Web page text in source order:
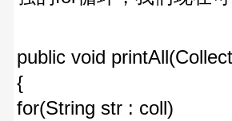
public void
{
for(String str : coll)